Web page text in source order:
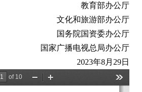
教育部办公厅
文化和旅游部办公厅
国务院国资委办公厅
国家广播电视总局办公厅
2023年8月29日